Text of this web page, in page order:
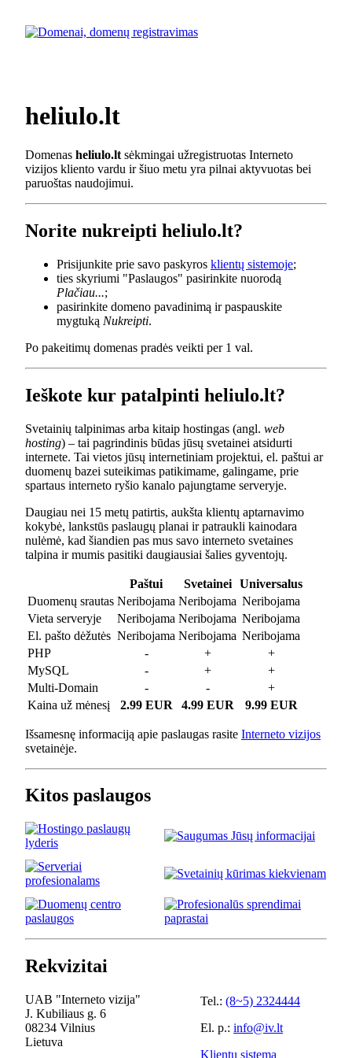
heliulo.lt
Domenas heliulo.lt sėkmingai užregistruotas Interneto
vizijos kliento vardu ir šiuo metu yra pilnai aktyvuotas bei
paruoštas naudojimui.
Norite nukreipti heliulo.lt?
Prisijunkite prie savo paskyros klientų sistemoje;
ties skyriumi "Paslaugos" pasirinkite nuorodą
Plačiau...;
pasirinkite domeno pavadinimą ir paspauskite
mygtuką Nukreipti.
Po pakeitimų domenas pradės veikti per 1 val.
Ieškote kur patalpinti heliulo.lt?
Svetainių talpinimas arba kitaip hostingas (angl. web
hosting) – tai pagrindinis būdas jūsų svetainei atsidurti
internete. Tai vietos jūsų internetiniam projektui, el. paštui ar
duomenų bazei suteikimas patikimame, galingame, prie
spartaus interneto ryšio kanalo pajungtame serveryje.
Daugiau nei 15 metų patirtis, aukšta klientų aptarnavimo
kokybė, lankstūs paslaugų planai ir patraukli kainodara
nulėmė, kad šiandien pas mus savo interneto svetaines
talpina ir mumis pasitiki daugiausiai šalies gyventojų.
Paštui Svetainei
Universalus
Duomenų srautas Neribojama Neribojama Neribojama
Vieta serveryje
Neribojama Neribojama Neribojama
El. pašto dėžutės Neribojama Neribojama Neribojama
PHP
- +
+
MySQL
- +
+
Multi-Domain
- -
+
Kaina už mėnesį
2.99 EUR 4.99 EUR 9.99 EUR
Išsamesnę informaciją apie paslaugas rasite Interneto vizijos
svetainėje.
Kitos paslaugos
Rekvizitai
UAB "Interneto vizija"
J. Kubiliaus g. 6
08234 Vilnius
Lietuva
Tel.: (8~5) 2324444
El. p.: info@iv.lt
Klientų sistema